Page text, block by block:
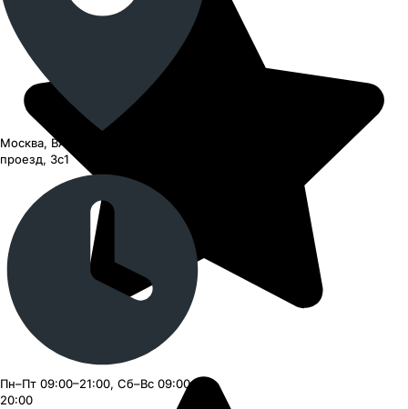
Москва, ВАО, Черницынский
проезд, 3с1
Пн–Пт 09:00–21:00, Сб–Вс 09:00–
20:00